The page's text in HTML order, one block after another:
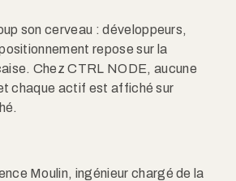
son cerveau : développeurs,
repose sur la
Chez CTRL NODE, aucune
chaque actif est affiché sur
Moulin, ingénieur chargé de la